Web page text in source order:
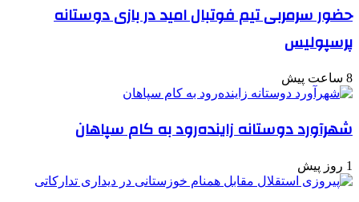
حضور سرمربی تیم فوتبال امید در بازی دوستانه
پرسپولیس
8 ساعت پیش
شهرآورد دوستانه زاینده‌رود به کام سپاهان
1 روز پیش